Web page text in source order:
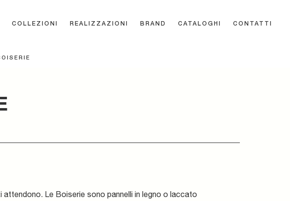
COLLEZIONI REALIZZAZIONI BRAND CATALOGHI CONTATTI
Le Boiserie sono pannelli in legno o laccato